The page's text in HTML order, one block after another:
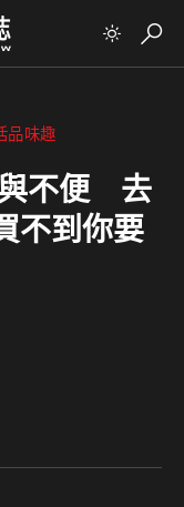
品味趣
與不便 去
不到你要